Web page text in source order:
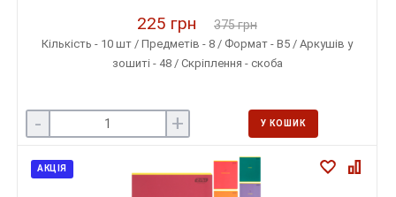
225 грн 375 грн
Кількість - 10 шт / Предметів - 8 / Формат - B5 / Аркушів у
зошиті - 48 / Скріплення - скоба
- + У КОШИК
АКЦІЯ